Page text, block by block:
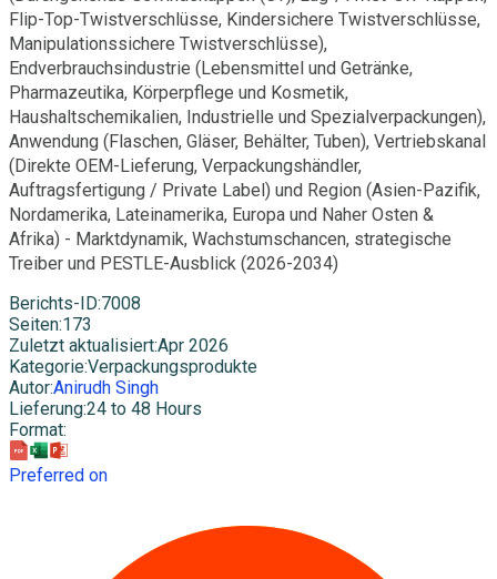
Flip-Top-Twistverschlüsse, Kindersichere Twistverschlüsse,
Manipulationssichere Twistverschlüsse),
Endverbrauchsindustrie (Lebensmittel und Getränke,
Pharmazeutika, Körperpflege und Kosmetik,
Haushaltschemikalien, Industrielle und Spezialverpackungen),
Anwendung (Flaschen, Gläser, Behälter, Tuben), Vertriebskanal
(Direkte OEM-Lieferung, Verpackungshändler,
Auftragsfertigung / Private Label) und Region (Asien-Pazifik,
Nordamerika, Lateinamerika, Europa und Naher Osten &
Afrika) - Marktdynamik, Wachstumschancen, strategische
Treiber und PESTLE-Ausblick (2026-2034)
Berichts-ID:7008
Seiten:173
Zuletzt aktualisiert:Apr 2026
Kategorie:Verpackungsprodukte
Autor:Anirudh Singh
Lieferung:24 to 48 Hours
Format:
Preferred on